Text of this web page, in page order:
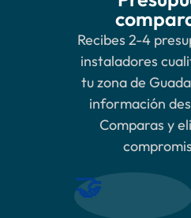
Recibes 2-4
instaladores
tu zona de
información
Comparas y
🤝